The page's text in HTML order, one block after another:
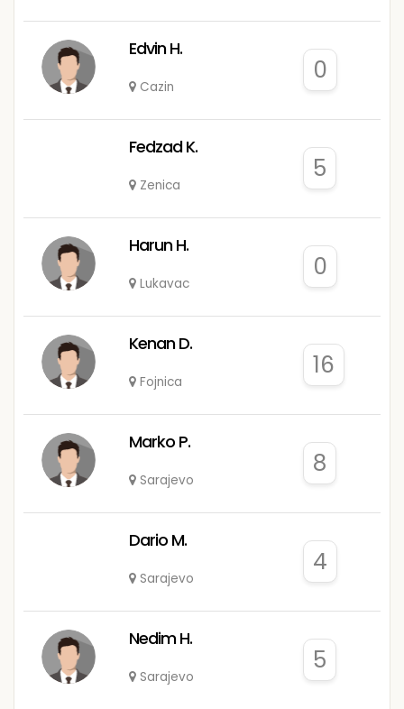
Edvin H.
Cazin
0
Fedzad K.
Zenica
5
Harun H.
Lukavac
0
Kenan D.
Fojnica
16
Marko P.
Sarajevo
8
Dario M.
Sarajevo
4
Nedim H.
Sarajevo
5